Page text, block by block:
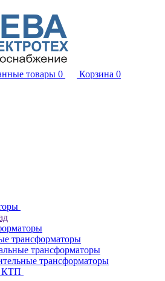
товары 0 Корзина 0
трансформаторы
трансформаторы
трансформаторы
КТП